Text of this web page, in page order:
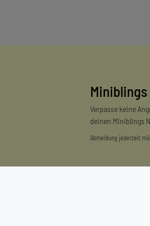
Verpasse keine
deinen Miniblings
Abmeldung jederzeit